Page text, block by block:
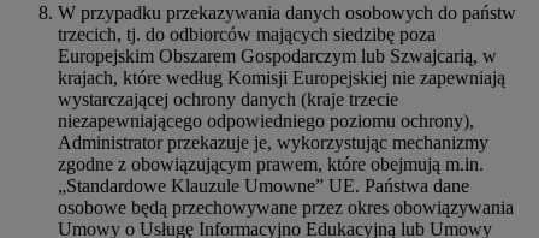
W przypadku przekazywania danych osobowych do państw
trzecich, tj. do odbiorców mających siedzibę poza
Europejskim Obszarem Gospodarczym lub Szwajcarią, w
krajach, które według Komisji Europejskiej nie zapewniają
wystarczającej ochrony danych (kraje trzecie
niezapewniającego odpowiedniego poziomu ochrony),
Administrator przekazuje je, wykorzystując mechanizmy
zgodne z obowiązującym prawem, które obejmują m.in.
„Standardowe Klauzule Umowne” UE. Państwa dane
osobowe będą przechowywane przez okres obowiązywania
Umowy o Usługę Informacyjno Edukacyjną lub Umowy